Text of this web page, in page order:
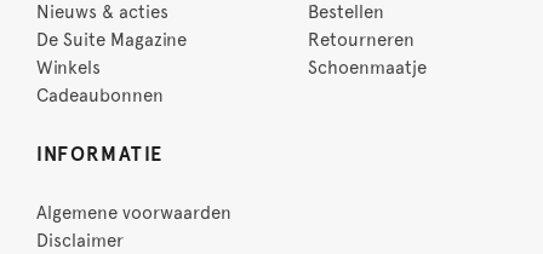
Nieuws & acties
De Suite Magazine
Winkels
Cadeaubonnen
Bestellen
Retourneren
Schoenmaatje
INFORMATIE
Algemene voorwaarden
Disclaimer